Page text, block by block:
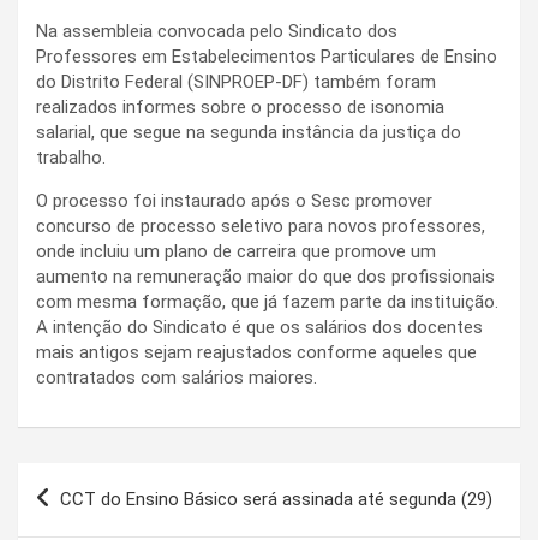
Na assembleia convocada pelo Sindicato dos
Professores em Estabelecimentos Particulares de Ensino
do Distrito Federal (SINPROEP-DF) também foram
realizados informes sobre o processo de isonomia
salarial, que segue na segunda instância da justiça do
trabalho.
O processo foi instaurado após o Sesc promover
concurso de processo seletivo para novos professores,
onde incluiu um plano de carreira que promove um
aumento na remuneração maior do que dos profissionais
com mesma formação, que já fazem parte da instituição.
A intenção do Sindicato é que os salários dos docentes
mais antigos sejam reajustados conforme aqueles que
contratados com salários maiores.
Navegação
CCT do Ensino Básico será assinada até segunda (29)